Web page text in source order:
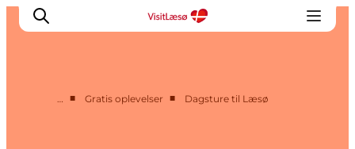
… ■ Gratis oplevelser ■ Dagsture til Læsø